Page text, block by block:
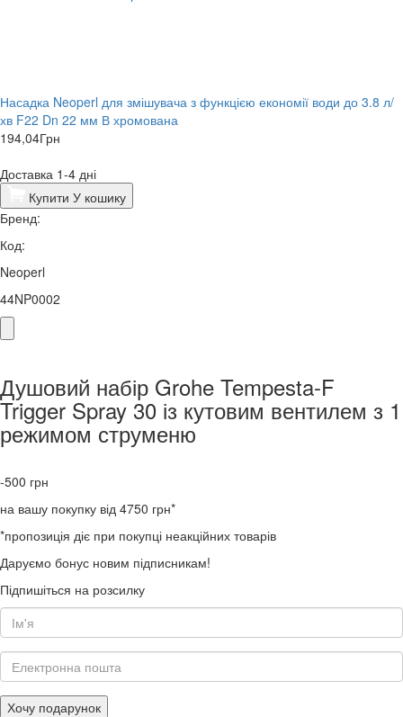
Насадка Neoperl для змішувача з функцією економії води до 3.8 л/
хв F22 Dn 22 мм В хромована
194,04Грн
Доставка 1-4 дні
Купити У кошику
Бренд:
Код:
Neoperl
44NP0002
Душовий набір Grohe Tempesta-F
Trigger Spray 30 із кутовим вентилем з 1
режимом струменю
-500 грн
на вашу покупку від 4750 грн*
*пропозиція діє при покупці неакційних товарів
Даруємо бонус новим підписникам!
Підпишіться на розсилку
Хочу подарунок